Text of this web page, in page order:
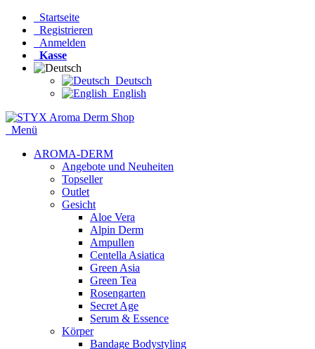
Startseite
Registrieren
Anmelden
Kasse
Deutsch
English
Menü
AROMA-DERM
Angebote und Neuheiten
Topseller
Outlet
Gesicht
Aloe Vera
Alpin Derm
Ampullen
Centella Asiatica
Green Asia
Green Tea
Rosengarten
Secret Age
Serum & Essence
Körper
Bandage Bodystyling